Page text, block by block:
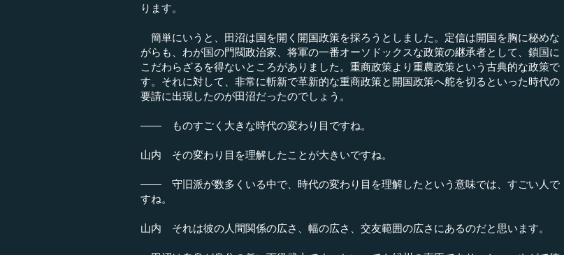
ります。
簡単にいうと、田沼は国を開く開国政策を採ろうとしました。定信は開国を胸に秘めな
がらも、わが国の門閥政治家、将軍の一番オーソドックスな政策の継承者として、鎖国に
こだわらざるを得ないところがありました。重商政策より重農政策という古典的な政策で
す。それに対して、非常に斬新で革新的な重商政策と開国政策へ舵を切るといった時代の
要請に出現したのが田沼だったのでしょう。
―― ものすごく大きな時代の変わり目ですね。
山内 その変わり目を理解したことが大きいですね。
―― 守旧派が数多くいる中で、時代の変わり目を理解したという意味では、すごい人で
すね。
山内 それは彼の人間関係の広さ、幅の広さ、交友範囲の広さにあるのだと思います。